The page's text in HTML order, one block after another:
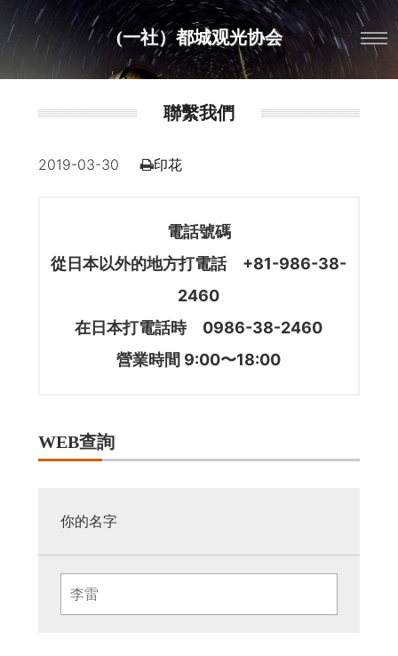
(一社）都城观光协会
聯繫我們
2019-03-30 印花
電話號碼
從日本以外的地方打電話 +81-986-38-
2460
在日本打電話時 0986-38-2460
營業時間 9:00〜18:00
WEB查詢
你的名字